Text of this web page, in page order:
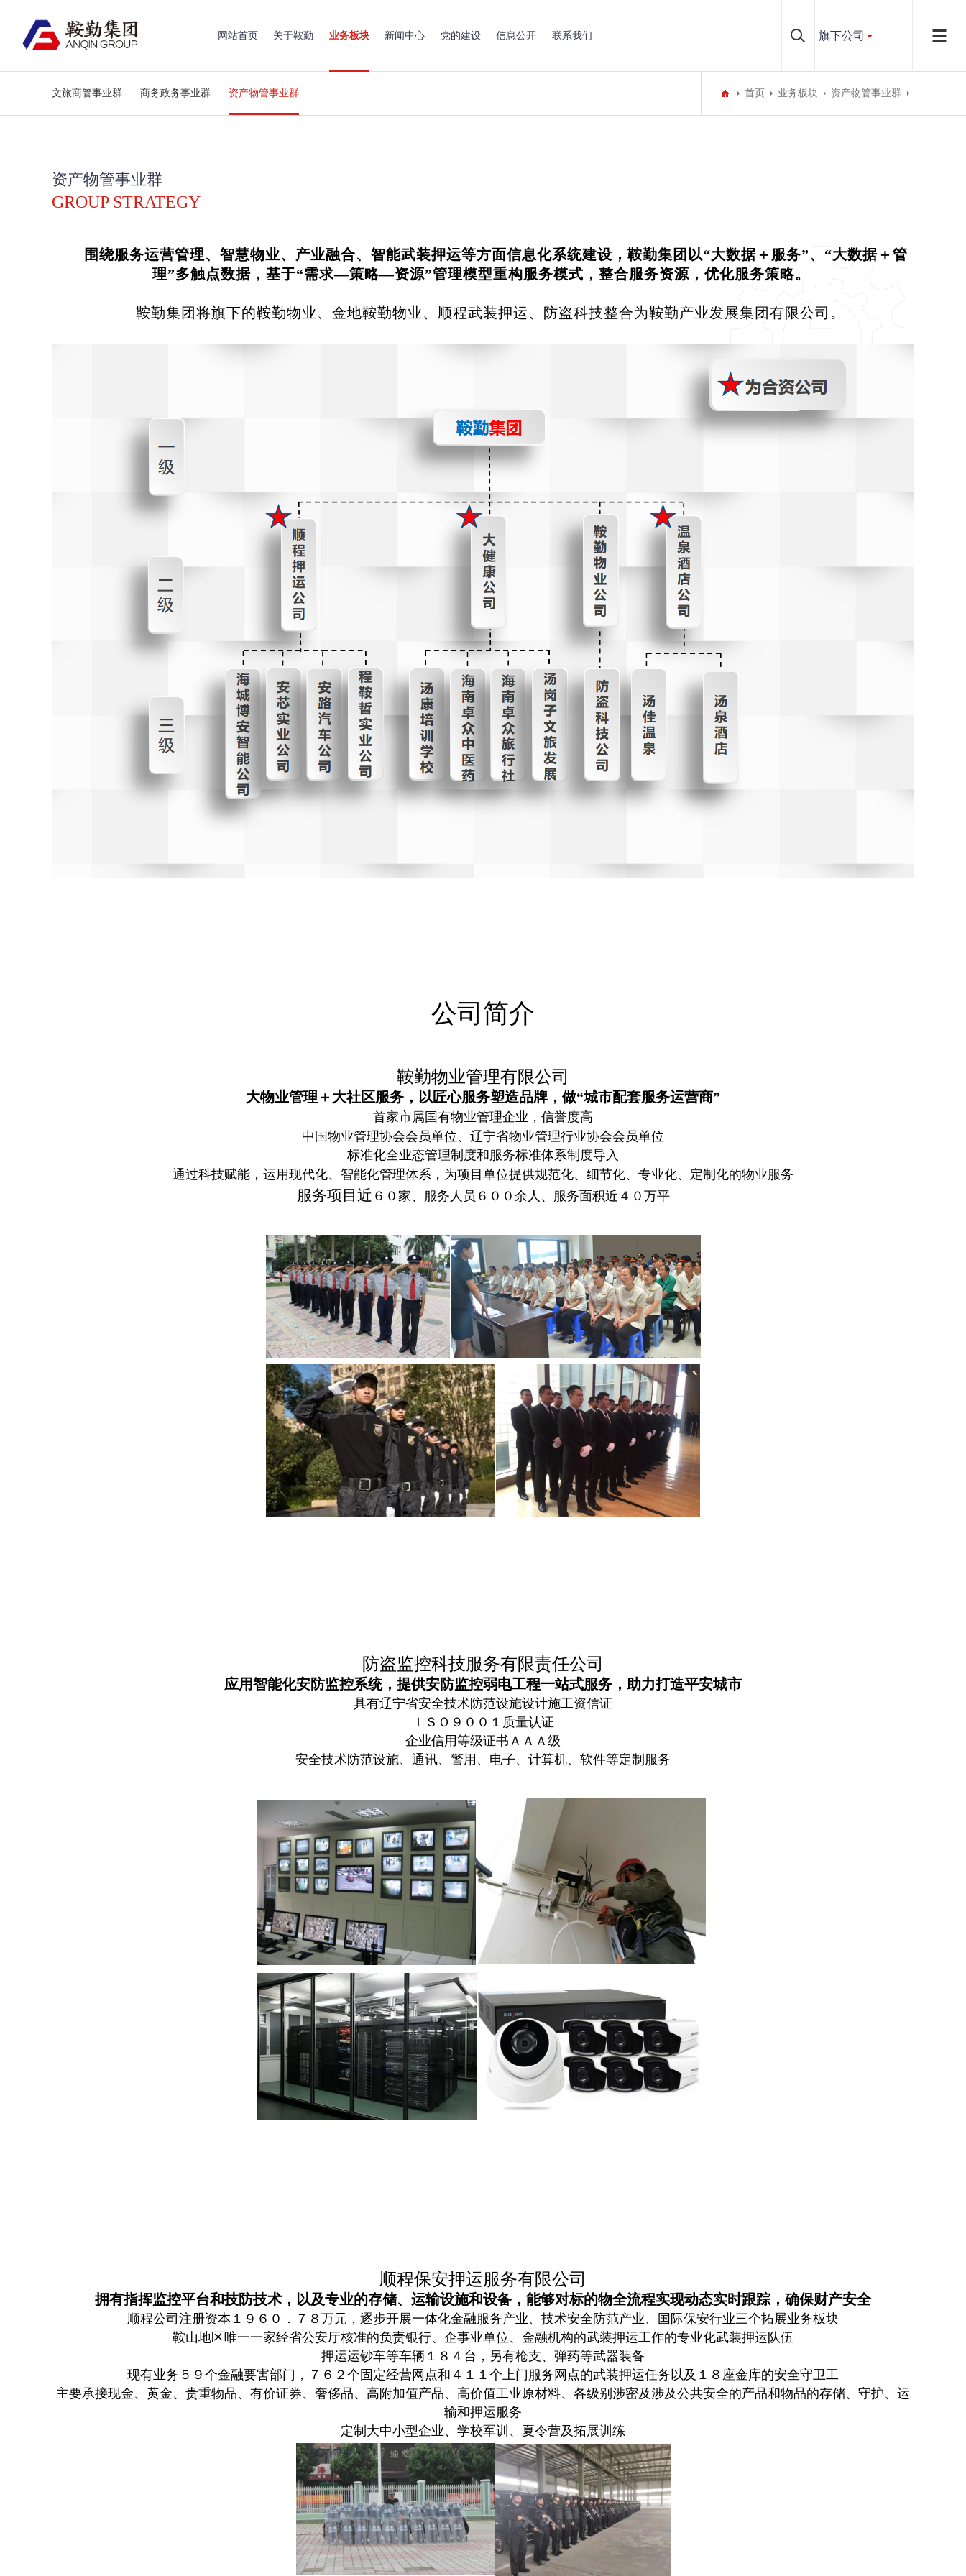
网站首页 关于鞍勤 业务板块 新闻中心 党的建设 信息公开 联系我们 旗下公司
文旅商管事业群 商务政务事业群 资产物管事业群 首页 业务板块 资产物管事业群
资产物管事业群
GROUP STRATEGY
围绕服务运营管理、智慧物业、产业融合、智能武装押运等方面信息化系统建设，鞍勤集团以“大数据＋服务”、“大数据＋管
理”多触点数据，基于“需求—策略—资源”管理模型重构服务模式，整合服务资源，优化服务策略。
鞍勤集团将旗下的鞍勤物业、金地鞍勤物业、顺程武装押运、防盗科技整合为鞍勤产业发展集团有限公司。
公司简介
鞍勤物业管理有限公司
大物业管理＋大社区服务，以匠心服务塑造品牌，做“城市配套服务运营商”
首家市属国有物业管理企业，信誉度高
中国物业管理协会会员单位、辽宁省物业管理行业协会会员单位
标准化全业态管理制度和服务标准体系制度导入
通过科技赋能，运用现代化、智能化管理体系，为项目单位提供规范化、细节化、专业化、定制化的物业服务
服务项目近 ６０家、服务人员６００余人、服务面积近４０万平
防盗监控科技服务有限责任公司
应用智能化安防监控系统，提供安防监控弱电工程一站式服务，助力打造平安城市
具有辽宁省安全技术防范设施设计施工资信证
ＩＳＯ９００１质量认证
企业信用等级证书 ＡＡＡ级
安全技术防范设施、通讯、警用、电子、计算机、软件等定制服务
顺程保安押运服务有限公司
拥有指挥监控平台和技防技术，以及专业的存储、运输设施和设备，能够对标的物全流程实现动态实时跟踪，确保财产安全
顺程公司注册资本１９６０．７８万元，逐步开展一体化金融服务产业、技术安全防范产业、国际保安行业三个拓展业务板块
鞍山地区唯一一家经省公安厅核准的负责银行、企事业单位、金融机构的武装押运工作的专业化武装押运队伍
押运运钞车等车辆１８４台，另有枪支、弹药等武器装备
现有业务５９个金融要害部门，７６２个固定经营网点和４１１个上门服务网点的武装押运任务以及１８座金库的安全守卫工
主要承接现金、黄金、贵重物品、有价证券、奢侈品、高附加值产品、高价值工业原材料、各级别涉密及涉及公共安全的产品和物品的存储、守护、运
输和押运服务
定制大中小型企业、学校军训、夏令营及拓展训练